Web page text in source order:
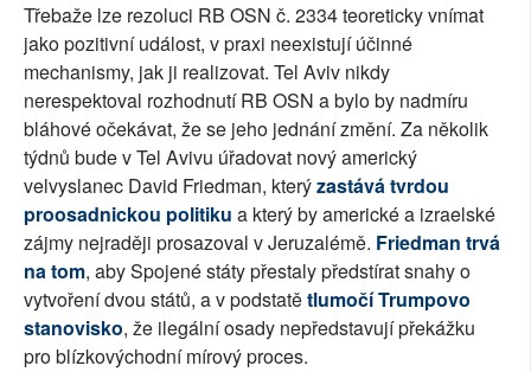
Třebaže lze rezoluci RB OSN č. 2334 teoreticky vnímat
jako pozitivní událost, v praxi neexistují účinné
mechanismy, jak ji realizovat. Tel Aviv nikdy
nerespektoval rozhodnutí RB OSN a bylo by nadmíru
bláhové očekávat, že se jeho jednání změní. Za několik
týdnů bude v Tel Avivu úřadovat nový americký
velvyslanec David Friedman, kterýzastává tvrdou
proosadnickou politiku a který by americké a izraelské
zájmy nejraději prosazoval v Jeruzalémě. Friedman trvá
na tom, aby Spojené státy přestaly předstírat snahy o
vytvoření dvou států, a v podstatětlumočí Trumpovo
stanovisko, že ilegální osady nepředstavují překážku
pro blízkovýchodní mírový proces.